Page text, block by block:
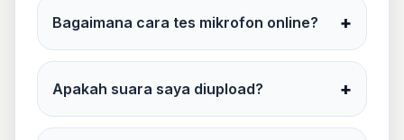
Bagaimana cara tes mikrofon online? +
Apakah suara saya diupload? +